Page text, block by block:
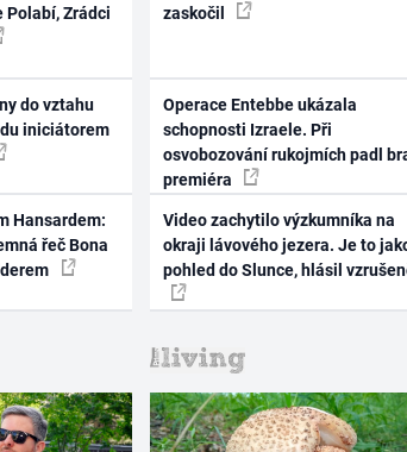
Polabí, Zrádci
do vztahu
iniciátorem
Hansardem:
řeč Bona
zaskočil
Operace Entebbe ukázala
schopnosti Izraele. Při
osvobozování rukojmích padl
premiéra
Video zachytilo výzkumníka na
okraji lávového jezera. Je to
pohled do Slunce, hlásil